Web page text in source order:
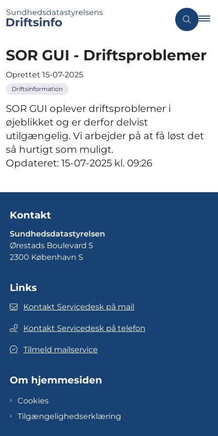
SOR GUI - Driftsproblemer
Oprettet 15-07-2025
Driftsinformation
SOR GUI oplever driftsproblemer i
øjeblikket og er derfor delvist
utilgængelig. Vi arbejder på at få løst det
så hurtigt som muligt.
Opdateret: 15-07-2025 kl. 09:26
Kontakt
Sundhedsdatastyrelsen
Ørestads Boulevard 5
2300 København S
Links
Kontakt Servicedesk på mail
Kontakt Servicedesk på telefon
Tilmeld mailservice
Om hjemmesiden
Cookies
Tilgængelighedserklæring